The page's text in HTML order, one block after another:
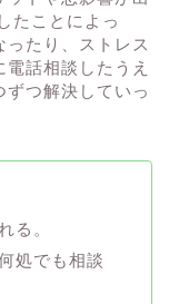
たことによっ
たり、ストレス
話相談したうえ
つ解決していっ
る。
処でも相談